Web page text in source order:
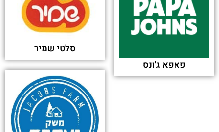
פאפא ג'ונס
סלטי שמיר